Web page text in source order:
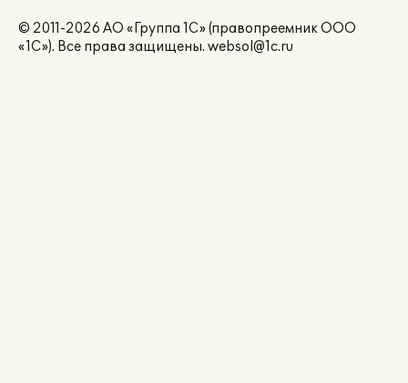
© 2011-2026 АО «Группа 1С» (правопреемник ООО
«1С»). Все права защищены. websol@1c.ru